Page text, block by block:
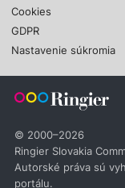
Cookies
GDPR
Nastavenie súkromia
© 2000–2026
Ringier Slovakia
Autorské práva sú
portálu.